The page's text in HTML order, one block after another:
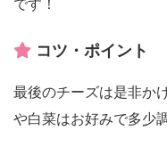
です！
コツ・ポイント
最後のチーズは是非か
や白菜はお好みで多少